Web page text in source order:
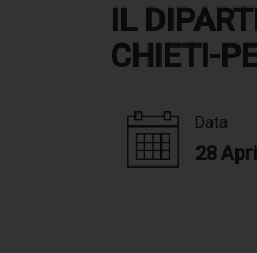
IL
CHIETI-
Data
28